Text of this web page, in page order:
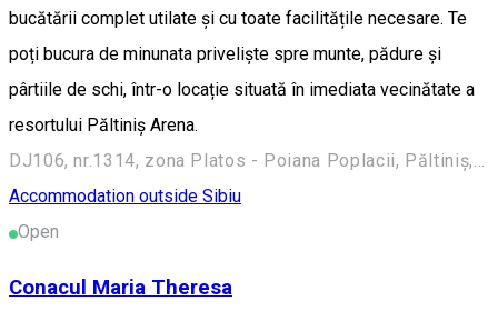
bucătării complet utilate și cu toate facilitățile necesare. Te
poți bucura de minunata priveliște spre munte, pădure și
pârtiile de schi, într-o locație situată în imediata vecinătate a
resortului Păltiniș Arena.
Accommodation outside Sibiu
Open
Conacul Maria Theresa